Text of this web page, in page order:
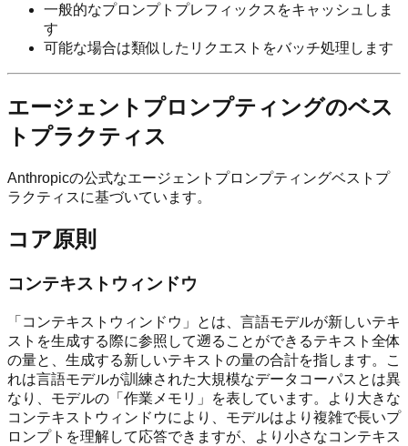
一般的なプロンプトプレフィックスをキャッシュしま
す
可能な場合は類似したリクエストをバッチ処理します
エージェントプロンプティングのベス
トプラクティス
Anthropicの公式なエージェントプロンプティングベストプ
ラクティスに基づいています。
コア原則
コンテキストウィンドウ
「コンテキストウィンドウ」とは、言語モデルが新しいテキ
ストを生成する際に参照して遡ることができるテキスト全体
の量と、生成する新しいテキストの量の合計を指します。こ
れは言語モデルが訓練された大規模なデータコーパスとは異
なり、モデルの「作業メモリ」を表しています。より大きな
コンテキストウィンドウにより、モデルはより複雑で長いプ
ロンプトを理解して応答できますが、より小さなコンテキス